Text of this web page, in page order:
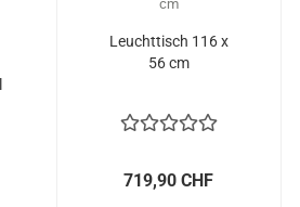
Leuchttisch 116 x
56 cm
719,90 CHF